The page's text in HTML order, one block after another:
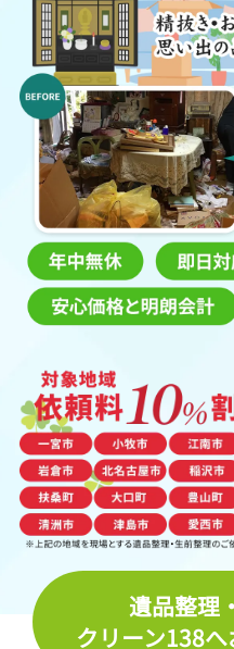
遺品整理
クリーン138